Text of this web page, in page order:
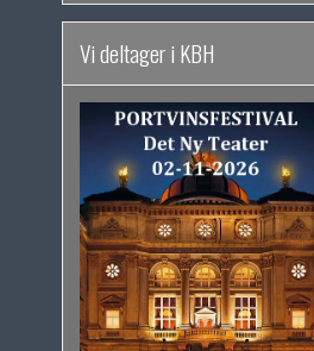
Vi deltager i KBH